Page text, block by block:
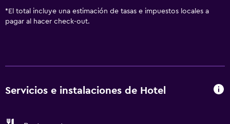
* El total incluye una estimación de tasas e impuestos locales a
pagar al hacer check-out.
Servicios e instalaciones de Hotel